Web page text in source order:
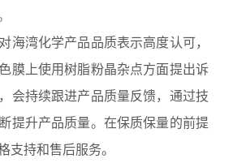
海湾化学产品品质表示高度认可，
膜上使用树脂粉晶杂点方面提出诉
会持续跟进产品质量反馈，通过技
提升产品质量。在保质保量的前提
支持和售后服务。